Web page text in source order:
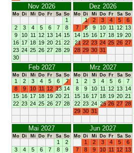
Nov 2026
Mo Di Mi Do Fr Sa So
1
2
3 4 5 6 7
8
9
10 11 12 13 14 15
16 17 18 19 20 21 22
23 24 25 26 27 28 29
30
Dez 2026
Mo Di Mi Do Fr Sa So
1 2 3 4 5
6
7
8 9 10 11 12 13
14 15 16 17 18 19 20
21 22 23 24 25 26 27
28 29 30 31
Feb 2027
Mo Di Mi Do Fr Sa So
1 2 3 4 5 6
7
8
9 10 11 12 13 14
15 16 17 18 19 20 21
22 23 24 25 26 27 28
Mrz 2027
Mo Di Mi Do Fr Sa So
1 2 3 4 5 6
7
8
9 10 11 12 13 14
15 16 17 18 19 20 21
22 23 24 25 26 27 28
29 30 31
Mai 2027
Mo Di Mi Do Fr Sa So
1
2
3
4 5 6 7 8
9
Jun 2027
Mo Di Mi Do Fr Sa So
1 2 3 4 5
6
7
8 9 10 11 12 13